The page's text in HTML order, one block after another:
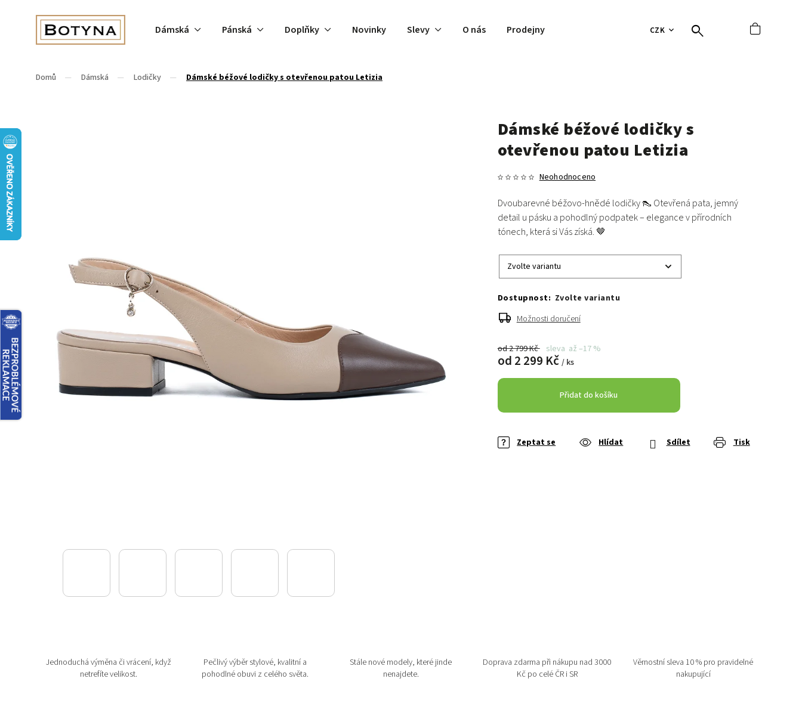
CZK
Dámská Pánská Doplňky Novinky Slevy O nás Prodejny Hodnocení obchodu Tabulky velikostí
Domů / Dámská / Lodičky / Dámské béžové lodičky s otevřenou patou Letizia
Dámské béžové lodičky s
otevřenou patou Letizia
od 2 799 Kč až –17 %
od 2 299 Kč / ks
Neohodnoceno
Dvoubarevné béžovo-hnědé lodičky 👠 Otevřená pata, jemný
detail u pásku a pohodlný podpatek – elegance v přírodních
tónech, která si Vás získá. 🤎
Zvolte variantu
Možnosti doručení
Přidat do košíku
Tisk
Zeptat se Hlídat Sdílet
Jednoduchá výměna či vrácení, když
netrefíte velikost.
Pečlivý výběr stylové, kvalitní a
pohodlné obuvi z celého světa.
Stále nové modely, které jinde
nenajdete.
Doprava zdarma při nákupu nad 3000
Kč po celé ČR i SR
Věrnostní sleva 10 % pro pravidelné
nakupující